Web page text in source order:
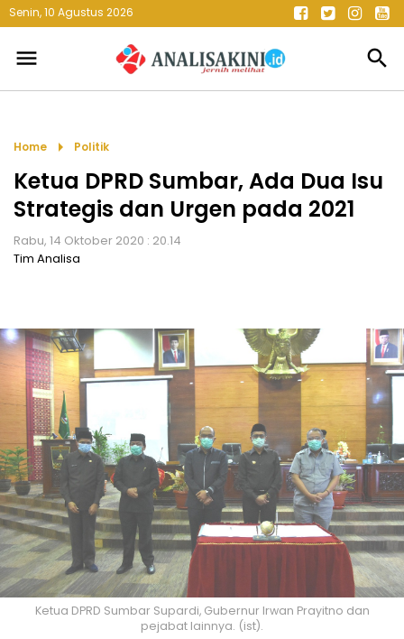
Senin, 10 Agustus 2026
menu search
Home arrow_right Politik
Ketua DPRD Sumbar, Ada Dua Isu
Strategis dan Urgen pada 2021
Rabu, 14 Oktober 2020 : 20.14
Tim Analisa
Ketua DPRD Sumbar Supardi, Gubernur Irwan Prayitno dan
pejabat lainnya. (ist).